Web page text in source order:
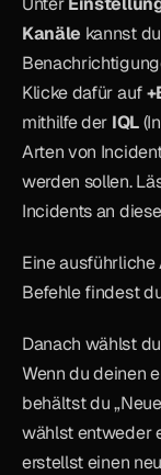
Kanäle kannst
Klicke dafür auf
mithilfe der IQL
Arten von
werden sollen.
Incidents an
Eine
Befehle findest
Danach wählst
Wenn du deinen
behältst du
wählst entweder
erstellst einen